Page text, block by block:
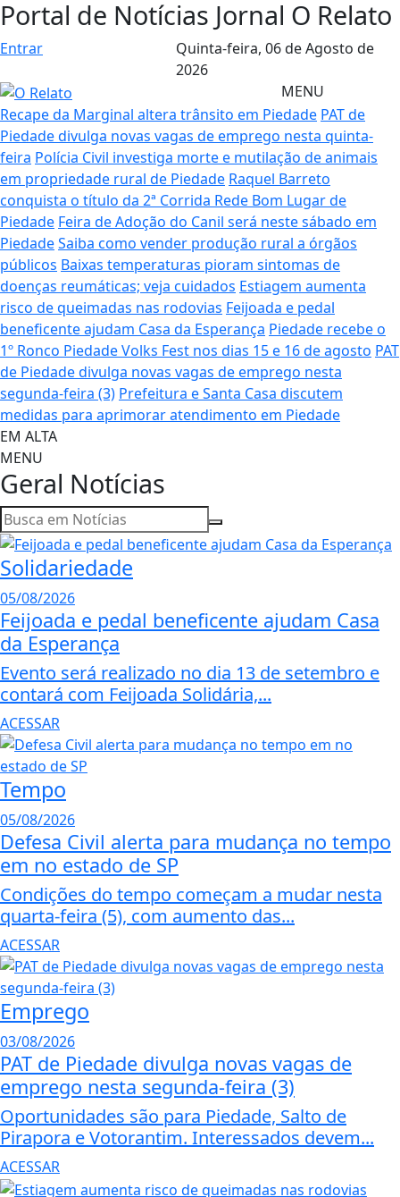
Portal de Notícias Jornal O Relato
Entrar Quinta-feira, 06 de Agosto de
2026
MENU
Recape da Marginal altera trânsito em Piedade PAT de
Piedade divulga novas vagas de emprego nesta quinta-
feira Polícia Civil investiga morte e mutilação de animais
em propriedade rural de Piedade Raquel Barreto
conquista o título da 2ª Corrida Rede Bom Lugar de
Piedade Feira de Adoção do Canil será neste sábado em
PiedadeSaiba como vender produção rural a órgãos
públicos Baixas temperaturas pioram sintomas de
doenças reumáticas; veja cuidados Estiagem aumenta
risco de queimadas nas rodovias Feijoada e pedal
beneficente ajudam Casa da Esperança Piedade recebe o
1º Ronco Piedade Volks Fest nos dias 15 e 16 de agosto PAT
de Piedade divulga novas vagas de emprego nesta
segunda-feira (3) Prefeitura e Santa Casa discutem
medidas para aprimorar atendimento em Piedade
EM ALTA
MENU
Geral Notícias
Solidariedade
05/08/2026
Feijoada e pedal beneficente ajudam Casa
da Esperança
Evento será realizado no dia 13 de setembro e
contará com Feijoada Solidária,...
ACESSAR
Tempo
05/08/2026
Defesa Civil alerta para mudança no tempo
em no estado de SP
Condições do tempo começam a mudar nesta
quarta-feira (5), com aumento das...
ACESSAR
Emprego
03/08/2026
PAT de Piedade divulga novas vagas de
emprego nesta segunda-feira (3)
Oportunidades são para Piedade, Salto de
Pirapora e Votorantim. Interessados devem...
ACESSAR